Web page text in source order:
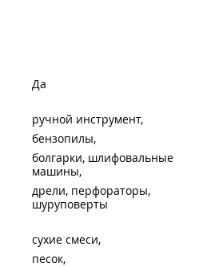
Да
ручной инструмент
бензопилы
болгарки, шлифовальные
машины
дрели, перфораторы,
шуруповерты
сухие смеси
песок